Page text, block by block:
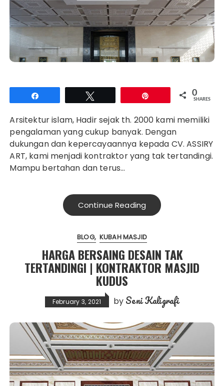
0
SHARES
Arsitektur islam, Hadir sejak th. 2000 kami memiliki
pengalaman yang cukup banyak. Dengan
dukungan dan kepercayaannya kepada CV. ASSIRY
ART, kami menjadi kontraktor yang tak tertandingi.
Mampu bertahan dan terus…
Continue Reading
BLOG KUBAH MASJID
HARGA BERSAING DESAIN TAK
TERTANDINGI | KONTRAKTOR MASJID
KUDUS
February 3, 2021 by Seni Kaligrafi